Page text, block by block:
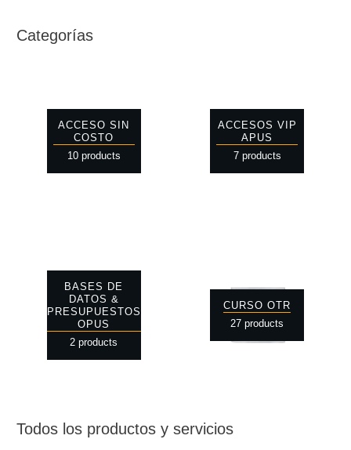
Categorías
ACCESO SIN
COSTO
10 products
ACCESOS VIP
APUS
7 products
BASES DE
DATOS &
PRESUPUESTOS
OPUS
2 products
CURSO OTR
27 products
Todos los productos y servicios